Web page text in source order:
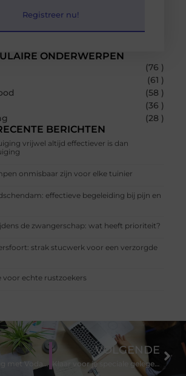
ONDERWERPEN
(76 )
(61 )
(58 )
(36 )
(28 )
BERICHTEN
vrijwel altijd effectiever is dan
onmisbaar zijn voor elke tuinier
effectieve begeleiding bij pijn en
de zwangerschap: wat heeft prioriteit?
strak stucwerk voor een verzorgde
voor echte rustzoekers
Registreer nu!
Ontdek Glamping met Vodatent: Luxe Kampeerervaringen in Europa
VOLGENDE
Klaar voor je speciale gelegenheid? Hier is wat je nodig hebt